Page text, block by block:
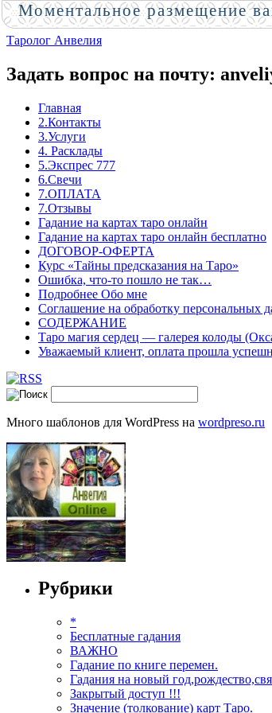
Таролог Анвелия
Задать вопрос на почту:
Главная
2.Контакты
3.Услуги
4. Расклады
5.Экспрес 777
6.Свечи
7.ОПЛАТА
7.Отзывы
Гадание на картах таро онлайн
Гадание на картах таро онлайн бесплатно
ДОГОВОР-ОФЕРТА
Курс «Тайны предсказания на Таро»
Ошибка, что-то пошло не так…
Подробнее Обо мне
Соглашение на обработку персональных
СОДЕРЖАНИЕ
Таро магия сердец — галерея колоды
Уважаемый клиент, оплата прошла
Много шаблонов для WordPress на wordpreso.ru
Рубрики
*
Бесплатные гадания
ВАЖНО
Гадание по книге перемен.
Гадания на новый
Закрытый доступ !!!
Значение (толкование) карт Таро.
Моментальное размещение